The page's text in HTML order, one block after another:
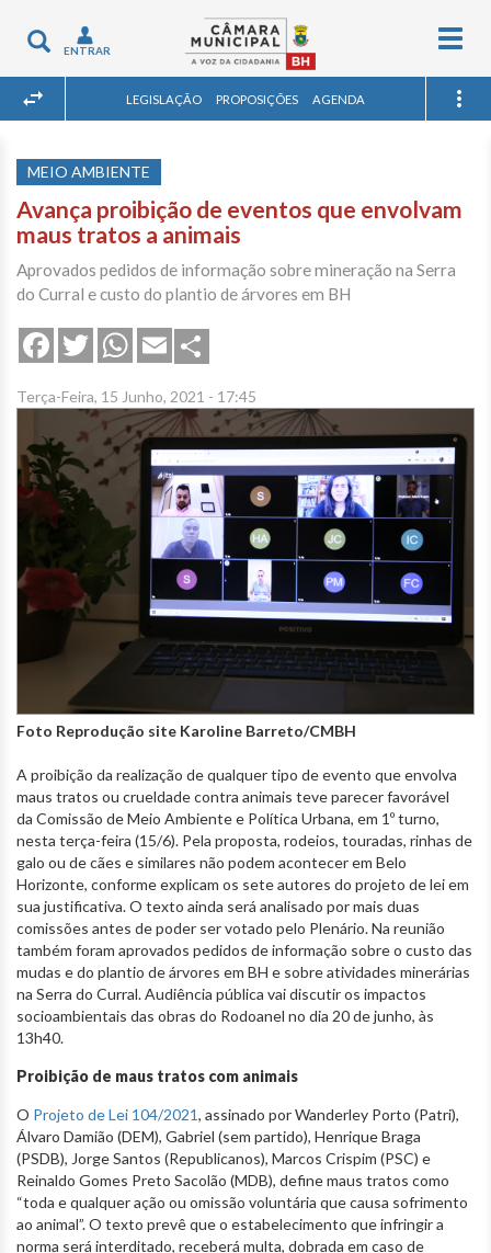
Toggle
navigation
ENTRAR
LEGISLAÇÃO PROPOSIÇÕES AGENDA
MEIO AMBIENTE
Avança proibição de eventos que envolvam
maus tratos a animais
Aprovados pedidos de informação sobre mineração na Serra
do Curral e custo do plantio de árvores em BH
FacebookTwitterWhatsApp
Email
Terça-Feira, 15 Junho, 2021 - 17:45
Foto Reprodução site Karoline Barreto/CMBH
A proibição da realização de qualquer tipo de evento que envolva
maus tratos ou crueldade contra animais teve parecer favorável
da Comissão de Meio Ambiente e Política Urbana, em 1º turno,
nesta terça-feira (15/6). Pela proposta, rodeios, touradas, rinhas de
galo ou de cães e similares não podem acontecer em Belo
Horizonte, conforme explicam os sete autores do projeto de lei em
sua justificativa. O texto ainda será analisado por mais duas
comissões antes de poder ser votado pelo Plenário. Na reunião
também foram aprovados pedidos de informação sobre o custo das
mudas e do plantio de árvores em BH e sobre atividades minerárias
na Serra do Curral. Audiência pública vai discutir os impactos
socioambientais das obras do Rodoanel no dia 20 de junho, às
13h40.
Proibição de maus tratos com animais
O Projeto de Lei 104/2021, assinado por Wanderley Porto (Patri),
Álvaro Damião (DEM), Gabriel (sem partido), Henrique Braga
(PSDB), Jorge Santos (Republicanos), Marcos Crispim (PSC) e
Reinaldo Gomes Preto Sacolão (MDB), define maus tratos como
“toda e qualquer ação ou omissão voluntária que causa sofrimento
ao animal”. O texto prevê que o estabelecimento que infringir a
norma será interditado, receberá multa, dobrada em caso de